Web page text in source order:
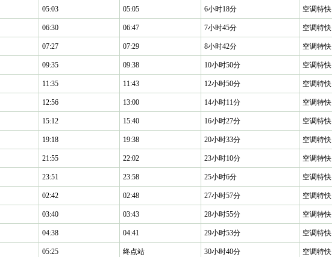
05:03 05:05 6小时18分 空调特快
06:30 06:47 7小时45分 空调特快
07:27 07:29 8小时42分 空调特快
09:35 09:38 10小时50分 空调特快
11:35 11:43 12小时50分 空调特快
12:56 13:00 14小时11分 空调特快
15:12 15:40 16小时27分 空调特快
19:18 19:38 20小时33分 空调特快
21:55 22:02 23小时10分 空调特快
23:51 23:58 25小时6分 空调特快
02:42 02:48 27小时57分 空调特快
03:40 03:43 28小时55分 空调特快
04:38 04:41 29小时53分 空调特快
05:25 终点站 30小时40分 空调特快